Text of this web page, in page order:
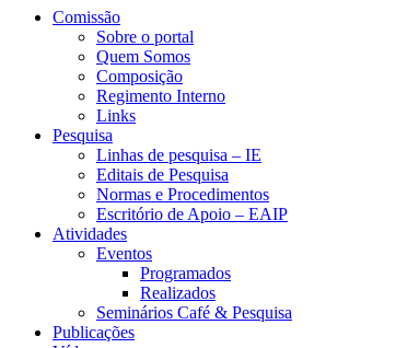
Comissão
Sobre o portal
Quem Somos
Composição
Regimento Interno
Links
Pesquisa
Linhas de pesquisa – IE
Editais de Pesquisa
Normas e Procedimentos
Escritório de Apoio – EAIP
Atividades
Eventos
Programados
Realizados
Seminários Café & Pesquisa
Publicações